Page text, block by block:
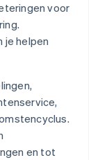
voor
je helpen
en tot